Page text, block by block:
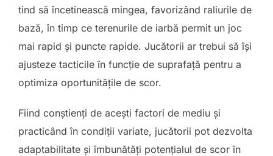
tind să încetinească mingea, favorizând raliurile de
bază, în timp ce terenurile de iarbă permit un joc
mai rapid și puncte rapide. Jucătorii ar trebui să își
ajusteze tacticile în funcție de suprafață pentru a
optimiza oportunitățile de scor.
Fiind conștienți de acești factori de mediu și
practicând în condiții variate, jucătorii pot dezvolta
adaptabilitate și îmbunătăți potențialul de scor în